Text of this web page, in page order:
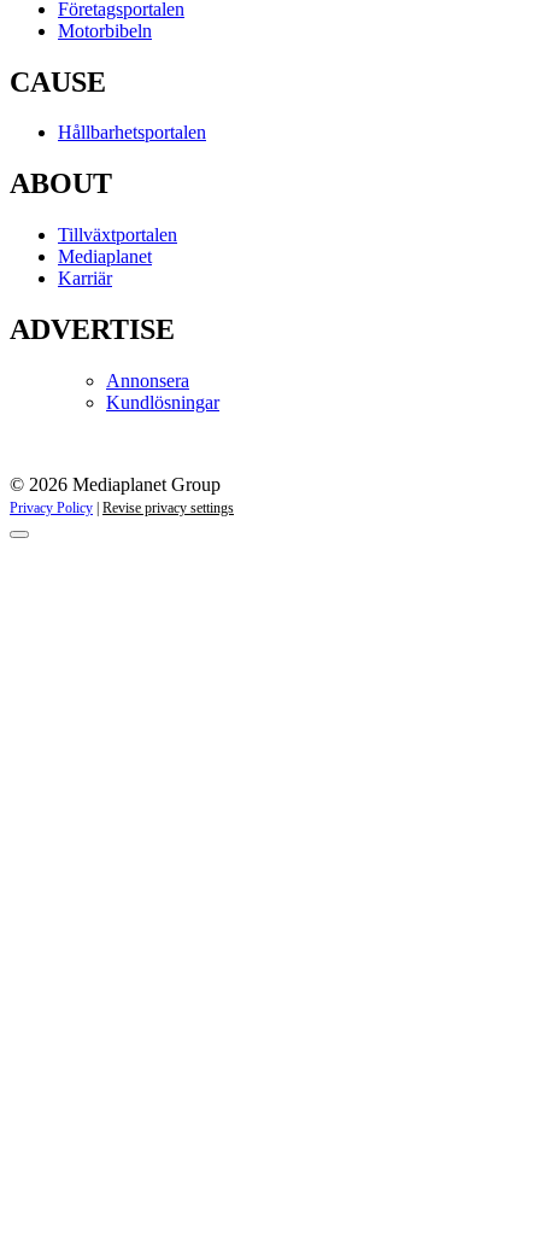
Företagsportalen
Motorbibeln
CAUSE
Hållbarhetsportalen
ABOUT
Tillväxtportalen
Mediaplanet
Karriär
ADVERTISE
Annonsera
Kundlösningar
© 2026 Mediaplanet Group
Privacy Policy Revise privacy settings